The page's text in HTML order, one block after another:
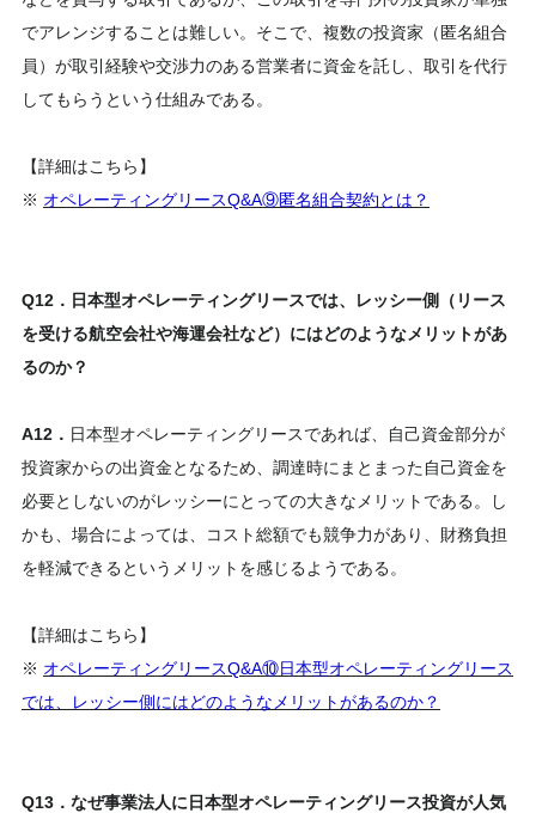
でアレンジすることは難しい。そこで、複数の投資家（匿名組合
員）が取引経験や交渉力のある営業者に資金を託し、取引を代行
してもらうという仕組みである。
【詳細はこちら】
※ オペレーティングリースQ&A⑨匿名組合契約とは？
Q12．日本型オペレーティングリースでは、レッシー側（リース
を受ける航空会社や海運会社など）にはどのようなメリットがあ
るのか？
A12． 日本型オペレーティングリースであれば、自己資金部分が
投資家からの出資金となるため、調達時にまとまった自己資金を
必要としないのがレッシーにとっての大きなメリットである。し
かも、場合によっては、コスト総額でも競争力があり、財務負担
を軽減できるというメリットを感じるようである。
【詳細はこちら】
※ オペレーティングリースQ&A⑩日本型オペレーティングリース
では、レッシー側にはどのようなメリットがあるのか？
Q13．なぜ事業法人に日本型オペレーティングリース投資が人気